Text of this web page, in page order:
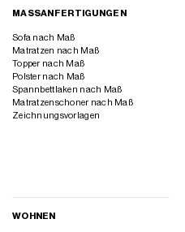
MASSANFERTIGUNGEN
Sofa nach Maß
Matratzen nach Maß
Topper nach Maß
Polster nach Maß
Spannbettlaken nach Maß
Matratzenschoner nach Maß
Zeichnungsvorlagen
WOHNEN